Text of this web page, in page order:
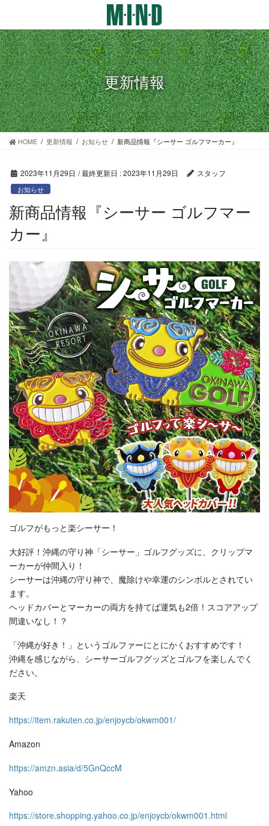
テ
ン
ツ
に
移
動
ゲ
ー
シ
ョ
ン
に
移
動
更新情報
HOME 更新情報 お知らせ 新商品情報『シーサー ゴルフマーカー』
2023年11月29日 / 最終更新日 :2023年11月29日 スタッフ
お知らせ
新商品情報『シーサー ゴルフマー
カー』
ゴルフがもっと楽シーサー！
大好評！沖縄の守り神「シーサー」ゴルフグッズに、クリップマ
ーカーが仲間入り！
シーサーは沖縄の守り神で、魔除けや幸運のシンボルとされてい
ます。
ヘッドカバーとマーカーの両方を持てば運気も2倍！スコアアップ
間違いなし！？
「沖縄が好き！」というゴルファーにとにかくおすすめです！
沖縄を感じながら、シーサーゴルフグッズとゴルフを楽しんでく
ださい。
楽天
https://item.rakuten.co.jp/enjoycb/okwm001/
Amazon
https://amzn.asia/d/5GnQccM
Yahoo
https://store.shopping.yahoo.co.jp/enjoycb/okwm001.html